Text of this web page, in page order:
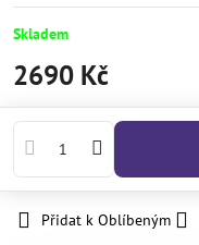
Skladem
2690 Kč
Přidat k Oblíbeným